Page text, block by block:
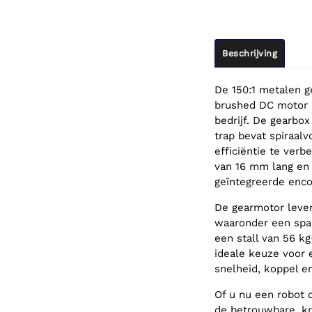
Beschrijving
De 150:1 metalen
brushed DC
bedrijf. De
trap bevat
efficiëntie te
van 16 mm lang
geïntegreerde
De gearmotor
waaronder een
een stall van 56
ideale keuze voor
snelheid, koppel
Of u nu een robot